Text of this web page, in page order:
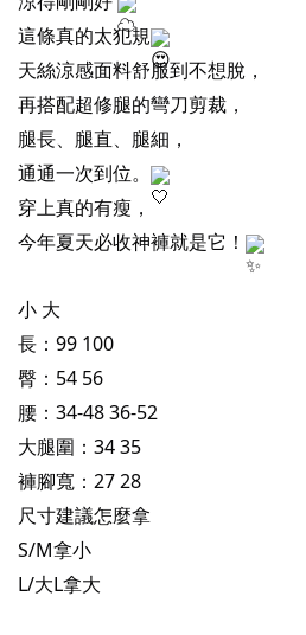
這條真的太犯規
天絲涼感面料舒服到不想脫，
再搭配超修腿的彎刀剪裁，
腿長、腿直、腿細，
通通一次到位。
穿上真的有瘦，
今年夏天必收神褲就是它！
小 大
長：99 100
臀：54 56
腰：34-48 36-52
大腿圍：34 35
褲腳寬：27 28
尺寸建議怎麼拿
S/M拿小
L/大L拿大